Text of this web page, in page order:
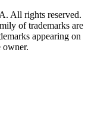
All rights reserved.
of trademarks are
appearing on
owner.